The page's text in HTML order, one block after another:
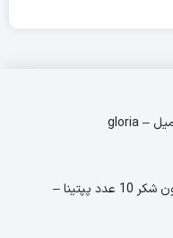
پودر چای ماچا لته کلاسیک بدون شکر 10 عدد پپتینا –